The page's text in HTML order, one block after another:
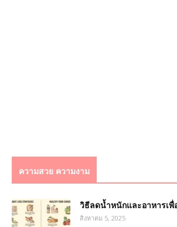
ความสวย ความงาม
วิธีลดน้ำหนักและอาหารเ
สิงหาคม 5, 2025